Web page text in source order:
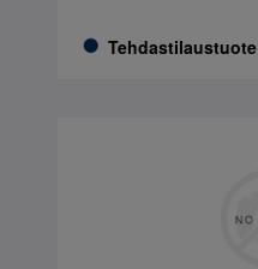
Tehdastilaustuote